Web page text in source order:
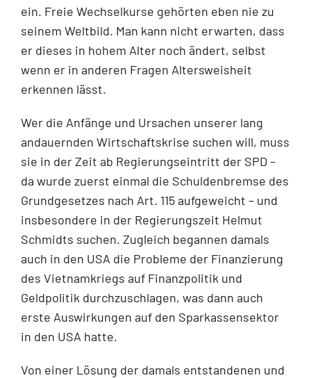
ein. Freie Wechselkurse gehörten eben nie zu
seinem Weltbild. Man kann nicht erwarten, dass
er dieses in hohem Alter noch ändert, selbst
wenn er in anderen Fragen Altersweisheit
erkennen lässt.
Wer die Anfänge und Ursachen unserer lang
andauernden Wirtschaftskrise suchen will, muss
sie in der Zeit ab Regierungseintritt der SPD –
da wurde zuerst einmal die Schuldenbremse des
Grundgesetzes nach Art. 115 aufgeweicht – und
insbesondere in der Regierungszeit Helmut
Schmidts suchen. Zugleich begannen damals
auch in den USA die Probleme der Finanzierung
des Vietnamkriegs auf Finanzpolitik und
Geldpolitik durchzuschlagen, was dann auch
erste Auswirkungen auf den Sparkassensektor
in den USA hatte.
Von einer Lösung der damals entstandenen und